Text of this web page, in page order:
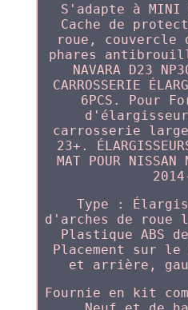
S'adapte à MINI
Cache de
roue, couvercle
phares
NAVARA D23
CARROSSERIE
6PCS. Pour
carrosserie
23+.
MAT POUR NISSAN
Type :
d'arches de roue
Plastique ABS
Placement sur
et arrière,
Fournie en kit